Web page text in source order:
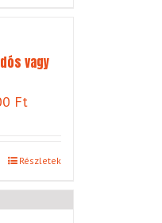
vagy
FtÁrtartomány:
-
Részletek